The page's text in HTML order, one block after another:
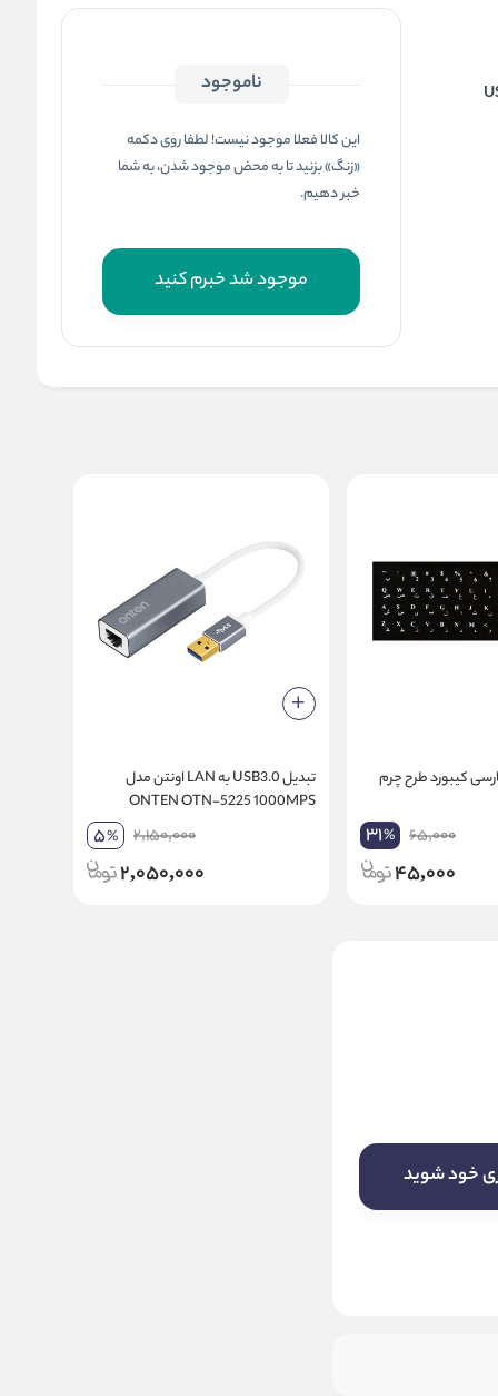
ناموجود
این کالا فعلا موجود نیست! لطفا روی دکمه
«زنگ» بزنید تا به محض موجود شدن، به شما
خبر دهیم.
موجود شد خبرم کنید
کیبورد طرح چرم
65,000
31%
45,000
تبدیل USB3.0 به LAN اونتن مدل
ONTEN OTN-5225 1000MPS
2,150,000
5%
2,050,000
خود شوید